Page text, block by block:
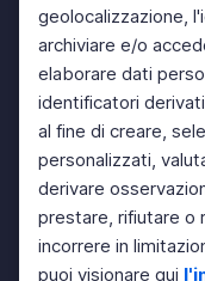
geolocalizzazione,
archiviare e/o
elaborare dati
identificatori
al fine di creare,
personalizzati,
derivare
prestare, rifiutare o
incorrere in
puoi visionare qui